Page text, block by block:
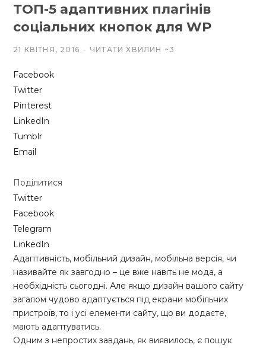
o t e
ТОП-5 адаптивних плагінів
соціальних кнопок для WP
21 КВІТНЯ, 2016 ЧИТАТИ ХВИЛИН ~3
Facebook
Twitter
Pinterest
LinkedIn
Tumblr
Email
Поділитися
Twitter
Facebook
Telegram
LinkedIn
Адаптивність, мобільний дизайн, мобільна версія, чи
називайте як завгодно – це вже навіть не мода, а
необхідність сьогодні. Але якщо дизайн вашого сайту
загалом чудово адаптується під екрани мобільних
пристроїв, то і усі елементи сайту, що ви додаєте,
мають адаптуватись.
Одним з непростих завдань, як виявилось, є пошук